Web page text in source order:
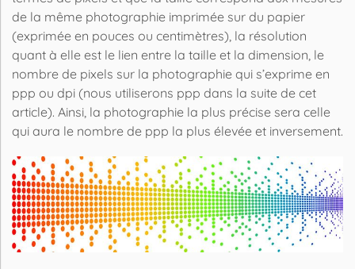
de la même photographie imprimée sur du papier
(exprimée en pouces ou centimètres), la résolution
quant à elle est le lien entre la taille et la dimension, le
nombre de pixels sur la photographie qui s’exprime en
ppp ou dpi (nous utiliserons ppp dans la suite de cet
article). Ainsi, la photographie la plus précise sera celle
qui aura le nombre de ppp la plus élevée et inversement.